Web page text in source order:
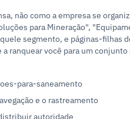
não como a empresa se
para Mineração",
segmento, e páginas-filhas
ranquear você para um
para-saneamento
e o rastreamento
autoridade